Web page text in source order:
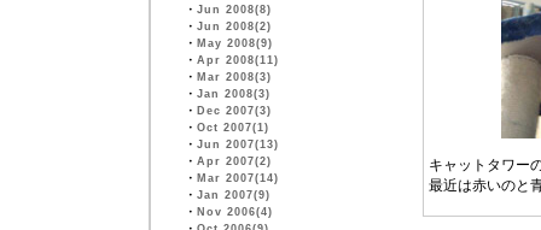
・ Jun 2008(8)
・ Jun 2008(2)
・ May 2008(9)
・ Apr 2008(11)
・ Mar 2008(3)
・ Jan 2008(3)
・ Dec 2007(3)
・ Oct 2007(1)
・ Jun 2007(13)
・ Apr 2007(2)
・ Mar 2007(14)
・ Jan 2007(9)
・ Nov 2006(4)
キャットタワー
最近は赤いのと